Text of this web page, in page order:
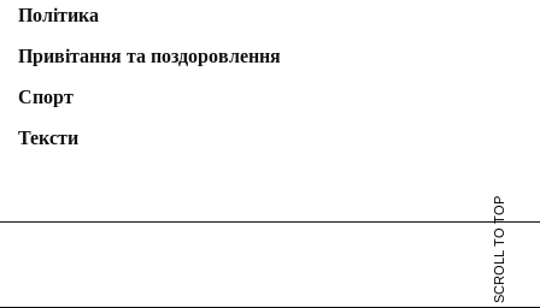
Політика
Привітання та поздоровлення
Спорт
Тексти
SCROLL TO TOP